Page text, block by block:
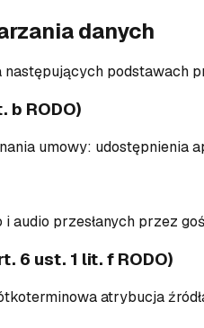
danych
podstawach
b RODO)
umowy: udostępnienia
audio przesłanych przez
6 ust. 1 lit. f RODO)
atrybucja